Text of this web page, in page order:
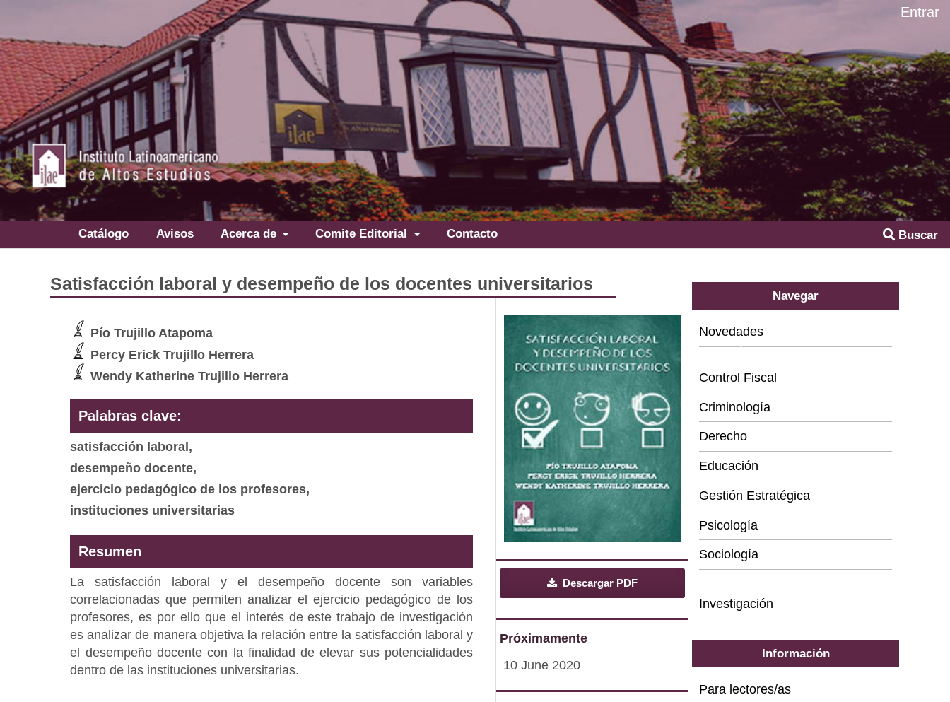
Catálogo Avisos Acerca de Comite Editorial Contacto Buscar
Entrar
Satisfacción laboral y desempeño de los docentes universitarios
Pío Trujillo Atapoma
Percy Erick Trujillo Herrera
Wendy Katherine Trujillo Herrera
Palabras clave:
satisfacción laboral,
desempeño docente,
ejercicio pedagógico de los profesores,
instituciones universitarias
Resumen
La satisfacción laboral y el desempeño docente son variables
correlacionadas que permiten analizar el ejercicio pedagógico de los
profesores, es por ello que el interés de este trabajo de investigación
es analizar de manera objetiva la relación entre la satisfacción laboral y
el desempeño docente con la finalidad de elevar sus potencialidades
dentro de las instituciones universitarias.
Descargar PDF
Próximamente
10 June 2020
Navegar
Novedades
Categorías
Control Fiscal
Criminología
Derecho
Educación
Gestión Estratégica
Psicología
Sociología
Investigación
Información
Para lectores/as